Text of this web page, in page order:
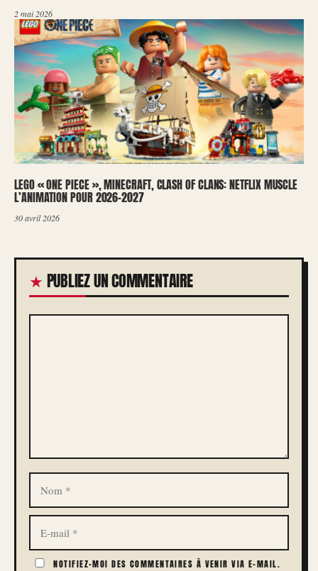
2 mai 2026
LEGO « ONE PIECE », MINECRAFT, CLASH OF CLANS: NETFLIX MUSCLE
L’ANIMATION POUR 2026-2027
30 avril 2026
PUBLIEZ UN COMMENTAIRE
COMMENTAIRE
NOM
E-
MAIL
NOTIFIEZ-MOI DES COMMENTAIRES À VENIR VIA E-MAIL.